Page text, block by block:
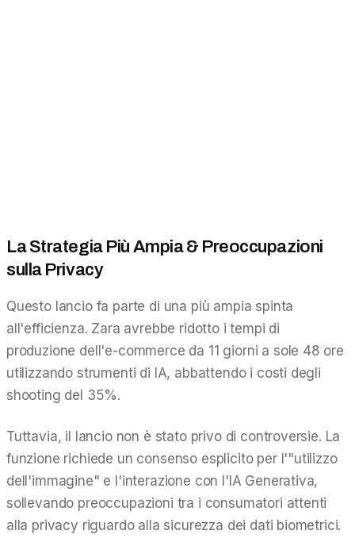
La Strategia Più Ampia & Preoccupazioni
sulla Privacy
Questo lancio fa parte di una più ampia spinta
all'efficienza. Zara avrebbe ridotto i tempi di
produzione dell'e-commerce da 11 giorni a sole 48 ore
utilizzando strumenti di IA, abbattendo i costi degli
shooting del 35%.
Tuttavia, il lancio non è stato privo di controversie. La
funzione richiede un consenso esplicito per l'"utilizzo
dell'immagine" e l'interazione con l'IA Generativa,
sollevando preoccupazioni tra i consumatori attenti
alla privacy riguardo alla sicurezza dei dati biometrici.